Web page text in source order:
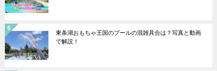
東条湖おもちゃ王国のプールの混雑具合は？写真と動画
で解説！